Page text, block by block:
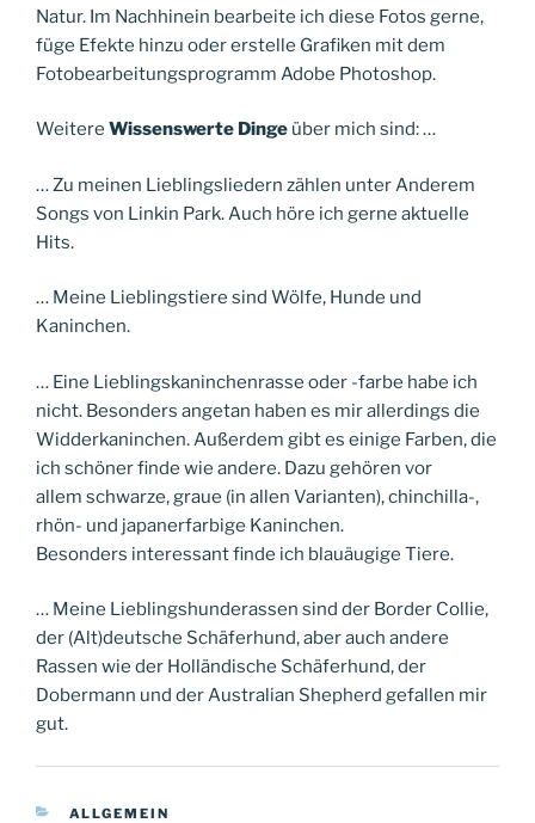
Natur. Im Nachhinein bearbeite ich diese Fotos gerne,
füge Efekte hinzu oder erstelle Grafiken mit dem
Fotobearbeitungsprogramm Adobe Photoshop.
Weitere Wissenswerte Dinge über mich sind: …
… Zu meinen Lieblingsliedern zählen unter Anderem
Songs von Linkin Park. Auch höre ich gerne aktuelle
Hits.
… Meine Lieblingstiere sind Wölfe, Hunde und
Kaninchen.
… Eine Lieblingskaninchenrasse oder -farbe habe ich
nicht. Besonders angetan haben es mir allerdings die
Widderkaninchen. Außerdem gibt es einige Farben, die
ich schöner finde wie andere. Dazu gehören vor
allem schwarze, graue (in allen Varianten), chinchilla-,
rhön- und japanerfarbige Kaninchen.
Besonders interessant finde ich blauäugige Tiere.
… Meine Lieblingshunderassen sind der Border Collie,
der (Alt)deutsche Schäferhund, aber auch andere
Rassen wie der Holländische Schäferhund, der
Dobermann und der Australian Shepherd gefallen mir
gut.
KATEGORIEN
ALLGEMEIN